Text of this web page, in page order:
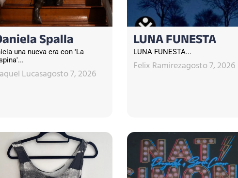
Spalla
una nueva era con 'La
Lucasagosto 7, 2026
LUNA FUNESTA
LUNA FUNESTA...
Felix Ramirezagosto 7, 2026